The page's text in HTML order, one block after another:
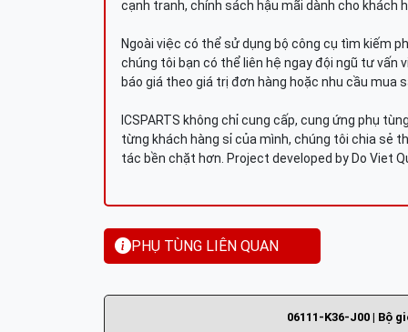
cạnh tranh, chính sách hậu mãi dành cho khách
Ngoài việc có thể sử dụng bộ công cụ tìm kiếm
chúng tôi bạn có thể liên hệ ngay đội ngũ tư vấn
báo giá theo giá trị đơn hàng hoặc nhu cầu mua
ICSPARTS không chỉ cung cấp, cung ứng phụ
từng khách hàng sỉ của mình, chúng tôi chia sẻ
tác bền chặt hơn. Project developed by Do Viet
PHỤ TÙNG LIÊN QUAN
06111-K36-J00 | Bộ